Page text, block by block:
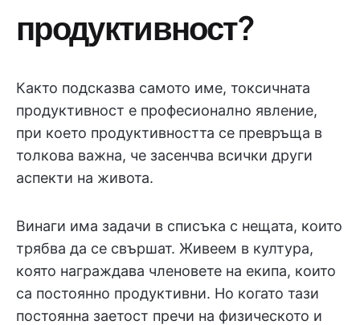
продуктивност?
Както подсказва самото име, токсичната
продуктивност е професионално явление,
при което продуктивността се превръща в
толкова важна, че засенчва всички други
аспекти на живота.
Винаги има задачи в списъка с нещата, които
трябва да се свършат. Живеем в култура,
която награждава членовете на екипа, които
са постоянно продуктивни. Но когато тази
постоянна заетост пречи на физическото и